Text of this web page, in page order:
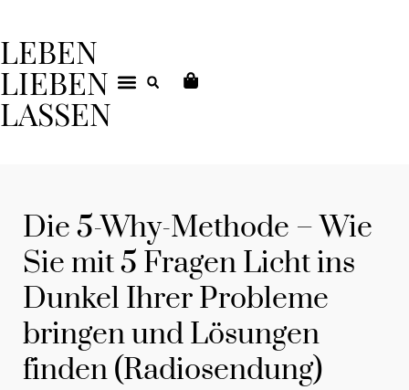
LEBEN
LIEBEN
LASSEN
Die 5-Why-Methode – Wie
Sie mit 5 Fragen Licht ins
Dunkel Ihrer Probleme
bringen und Lösungen
finden (Radiosendung)